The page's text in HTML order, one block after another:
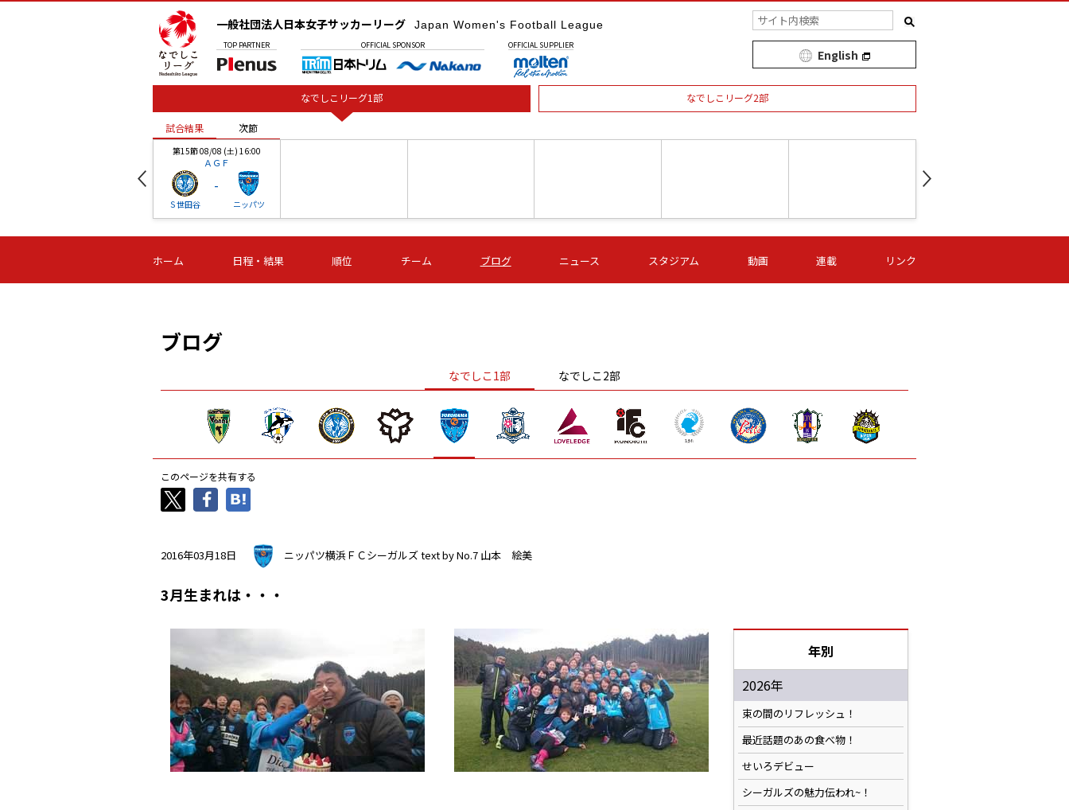
一般社団法人日本女子サッカーリーグ Japan Women's Football League
TOP PARTNER OFFICIAL SPONSOR OFFICIAL SUPPLIER
English
なでしこリーグ1部 なでしこリーグ2部
試合結果 次節
第15節 08/08 (土) 16:00
ＡＧＦ
Ｓ世田谷
-
ニッパツ
-
第16節 09/05 (土) 15:00
ニッパツ
-
第16節 09/05 (土) 15:00
石人の星
-
第16節 09/05 (土) 16:00
ＡＧＦ
-
いちご
-
第16節 09/06 (日) 15:00
-
第16節 09/06 (日) 15:00
- -
試合結果 次節
ホーム 日程・結果 順位 チーム ブログ ニュース スタジアム 動画 連載 リンク
ブログ
なでしこ1部 なでしこ2部
このページを共有する
2016年03月18日 ニッパツ横浜ＦＣシーガルズtext by No.7 山本 絵美
3月生まれは・・・
年別
2026年
束の間のリフレッシュ！
最近話題のあの食べ物！
せいろデビュー
シーガルズの魅力伝われ~！